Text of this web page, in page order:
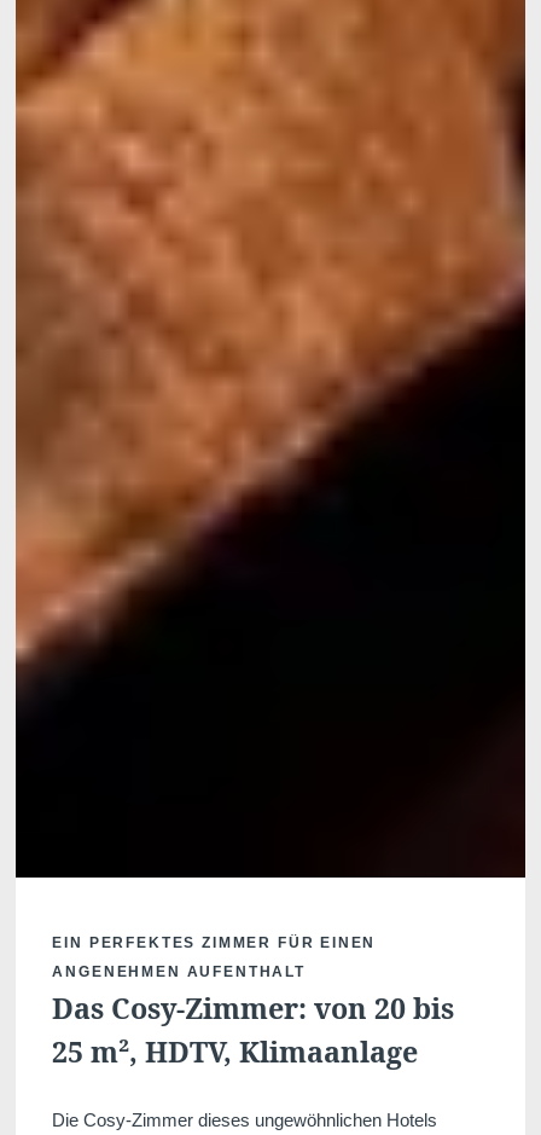
Das Cosy-Zimmer: von 20 bis
25 m², HDTV, Klimaanlage
EIN PERFEKTES ZIMMER FÜR EINEN
ANGENEHMEN AUFENTHALT
Die Cosy-Zimmer dieses ungewöhnlichen Hotels